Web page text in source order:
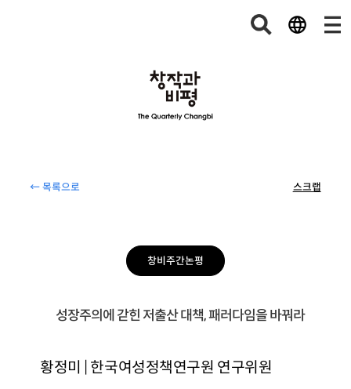
← 목록으로 스크랩
창비주간논평
성장주의에 갇힌 저출산 대책, 패러다임을 바꿔라
황정미 | 한국여성정책연구원 연구위원